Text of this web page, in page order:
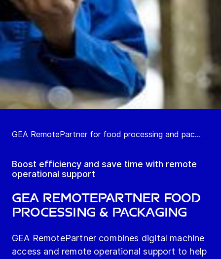
GEA RemotePartner for food processing and pac...
Boost efficiency and save time with remote
operational support
GEA RemotePartner Food
Processing & Packaging
GEA RemotePartner combines digital machine
access and remote operational support to help